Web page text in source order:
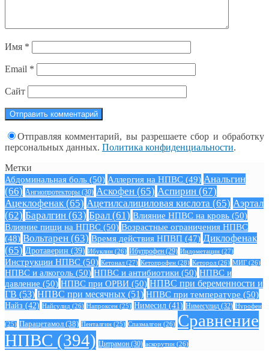
Имя *
Email *
Сайт
Отправляя комментарий, вы разрешаете сбор и обработку
персональных данных. Политика конфиденциальности.
Метки
Абдоминальная боль (50) Аллергия на НПВС (49) Анальгин
(66) Ангиопротекторы (30) Аскофен (65) Аспирин (67)
Ацеклофенак (65) Ацетилсалициловая кислота (65) Аэртал
(62) Баралгин (63) Брал (61) Влияние НПВС на кровь (50)
Влияние пищи на НПВС (50) Возрастные ограничения НПВС
(48) Вольтарен (63) Время действия НПВП (47) Диклофенак
(65) Дротаверин (39) Ибуклин (26) Ибупрофен (29) Индометацин (27)
Инструкции НПВС (50) Кетонал (27) Кетопрофен (28) Кеторол (26) МИГ (26)
НПВС и алкоголь (50) НПВС и антибиотики (50) НПВС и
давление (50) НПВС при ОРВИ (50) НПВС при беременности и
ГВ (53) НПВС при месячных (51) НПВС при температуре (50)
Найз (42) Найсулид (26) Напроксен (25) Нимесил (41) Нимесулид (32) Нурофен
(25) Парацетамол (38) Пенталгин (25) Спазмалгон (26) Сравнение
НПВС (394) Цитрамон (30) аскорутин (26)